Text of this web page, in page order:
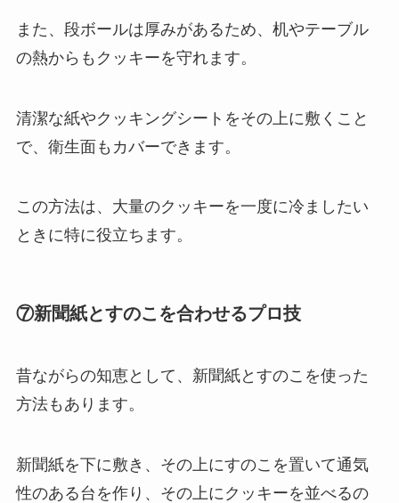
また、段ボールは厚みがあるため、机やテーブル
の熱からもクッキーを守れます。
清潔な紙やクッキングシートをその上に敷くこと
で、衛生面もカバーできます。
この方法は、大量のクッキーを一度に冷ましたい
ときに特に役立ちます。
⑦新聞紙とすのこを合わせるプロ技
昔ながらの知恵として、新聞紙とすのこを使った
方法もあります。
新聞紙を下に敷き、その上にすのこを置いて通気
性のある台を作り、その上にクッキーを並べるの